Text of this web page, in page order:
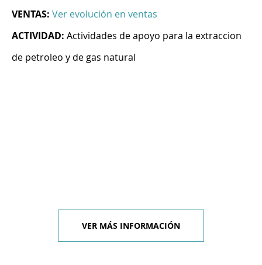
VENTAS: Ver evolución en ventas
ACTIVIDAD: Actividades de apoyo para la extraccion
de petroleo y de gas natural
VER MÁS INFORMACIÓN